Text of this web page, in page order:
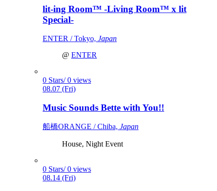
lit-ing Room™ -Living Room™ x lit
Special-
ENTER / Tokyo, Japan
@ ENTER
0 Stars/ 0 views
08.07 (Fri)
Music Sounds Bette with You!!
船橋ORANGE / Chiba, Japan
House, Night Event
0 Stars/ 0 views
08.14 (Fri)